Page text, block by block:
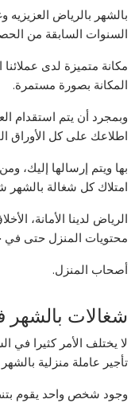
بالشهر بالرياض العزيزيه
السنوات السابقة من
مكانة متميزة لدى
المكانة بصورة مستمرة.
وبمجرد أن يتم استقدام
اطلاعك على كل الأوراق
بها ويتم إرسالها إليك،
امتلاك كل شغالة بالشهر
الرياض لدينا الأمانة،
محتويات المنزل حتى في
أصحاب المنزل.
شغالات
لا يختلف الأمر كثيرا في
تأجير عاملة منزلية
وجود شخص واحد يقوم